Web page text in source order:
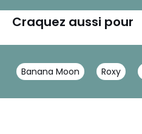
Craquez aussi pour
Banana Moon Roxy